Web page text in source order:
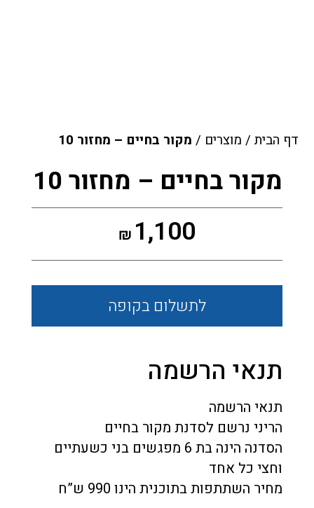
דף הבית / מוצרים / מקור בחיים – מחזור 10
מקור בחיים – מחזור 10
₪ 1,100
לתשלום בקופה
תנאי הרשמה
תנאי הרשמה
הריני נרשם לסדנת מקור בחיים
הסדנה הינה בת 6 מפגשים בני כשעתיים
וחצי כל אחד
מחיר השתתפות בתוכנית הינו 990 ש”ח